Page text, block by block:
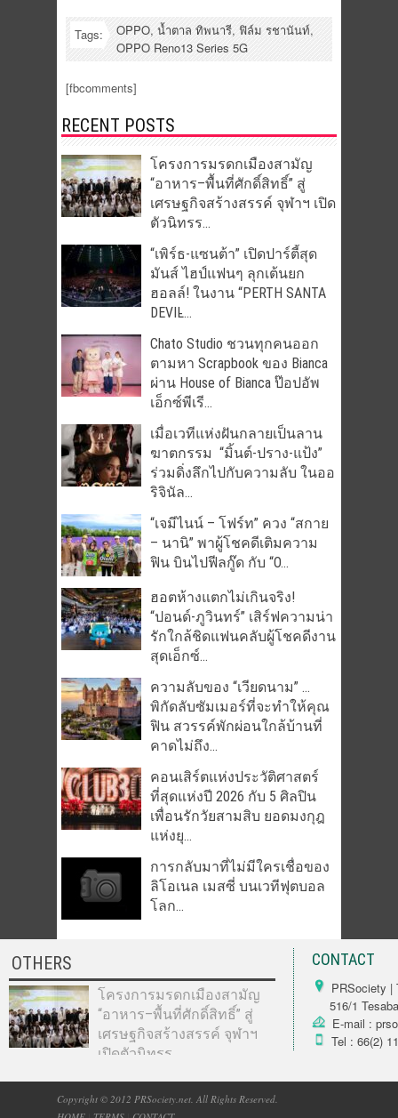
Tags: OPPO, น้ำตาล ทิพนารี, ฟิล์ม รชานันท์,
OPPO Reno13 Series 5G
[fbcomments]
RECENT POSTS
โครงการมรดกเมืองสามัญ
“อาหาร–พื้นที่ศักดิ์สิทธิ์” สู่
เศรษฐกิจสร้างสรรค์ จุฬาฯ เปิด
ตัวนิทรร...
“เพิร์ธ-แซนต้า” เปิดปาร์ตี้สุด
มันส์ ไฮป์แฟนๆ ลุกเต้นยก
ฮอลล์! ในงาน “PERTH SANTA
DEVIL̵...
Chato Studio ชวนทุกคนออก
ตามหา Scrapbook ของ Bianca
ผ่าน House of Bianca ป๊อปอัพ
เอ็กซ์พีเรี...
เมื่อเวทีแห่งฝันกลายเป็นลาน
ฆาตกรรม “มิ้นต์-ปราง-แป้ง”
ร่วมดิ่งลึกไปกับความลับ ในออ
ริจินัล...
“เจมีไนน์ – โฟร์ท” ควง “สกาย
– นานิ” พาผู้โชคดีเติมความ
ฟิน บินไปฟีลกู๊ด กับ “O...
ฮอตห้างแตกไม่เกินจริง!
“ปอนด์-ภูวินทร์” เสิร์ฟความน่า
รักใกล้ชิดแฟนคลับผู้โชคดีงาน
สุดเอ็กซ์...
ความลับของ “เวียดนาม” …
พิกัดลับซัมเมอร์ที่จะทำให้คุณ
ฟิน สวรรค์พักผ่อนใกล้บ้านที่
คาดไม่ถึง...
คอนเสิร์ตแห่งประวัติศาสตร์
ที่สุดแห่งปี 2026 กับ 5 ศิลปิน
เพื่อนรักวัยสามสิบ ยอดมงกุฎ
แห่งยุ...
การกลับมาที่ไม่มีใครเชื่อของ
ลิโอเนล เมสซี่ บนเวทีฟุตบอล
โลก...
OTHERS
โครงการมรดกเมืองสามัญ
“อาหาร–พื้นที่ศักดิ์สิทธิ์” สู่
เศรษฐกิจสร้างสรรค์ จุฬาฯ
เปิดตัวนิทรร...
CONTACT
PRSociety |
516/1
E-mail :
Tel : 66(2)
Copyright © 2012 PRSociety.net. All Rights Reserved.